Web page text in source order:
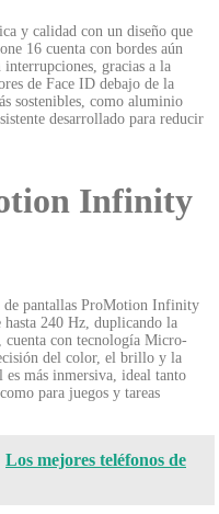
y calidad con un diseño que
16 cuenta con bordes aún
gracias a la
de Face ID debajo de la
sostenibles, como aluminio
desarrollado para reducir
Infinity
de pantallas ProMotion Infinity
hasta 240 Hz, duplicando la
cuenta con tecnología Micro-
del color, el brillo y la
más inmersiva, ideal tanto
para juegos y tareas
Los mejores teléfonos de